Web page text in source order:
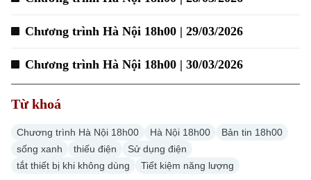
Chương trình Hà Nội 18h00 | 29/03/2026
Chương trình Hà Nội 18h00 | 30/03/2026
Từ khoá
Chương trình Hà Nội 18h00 Hà Nội 18h00
Bản tin 18h00
sống xanh
thiếu điện
Sử dụng điện
tắt thiết bị khi không dùng
Tiết kiệm năng lượng